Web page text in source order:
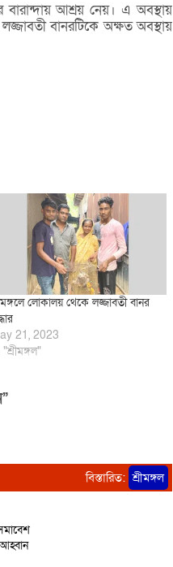
আশ্রয় নেয়। এ অবস্থায়
বানরটিকে অক্ষত অবস্থায়
লোকালয় থেকে লজ্জাবতী বানর
21, 2023
বিস্তারিত: শ্রীমঙ্গল